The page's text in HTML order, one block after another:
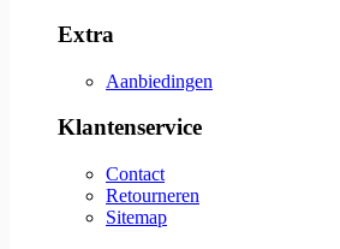
Extra
Aanbiedingen
Klantenservice
Contact
Retourneren
Sitemap